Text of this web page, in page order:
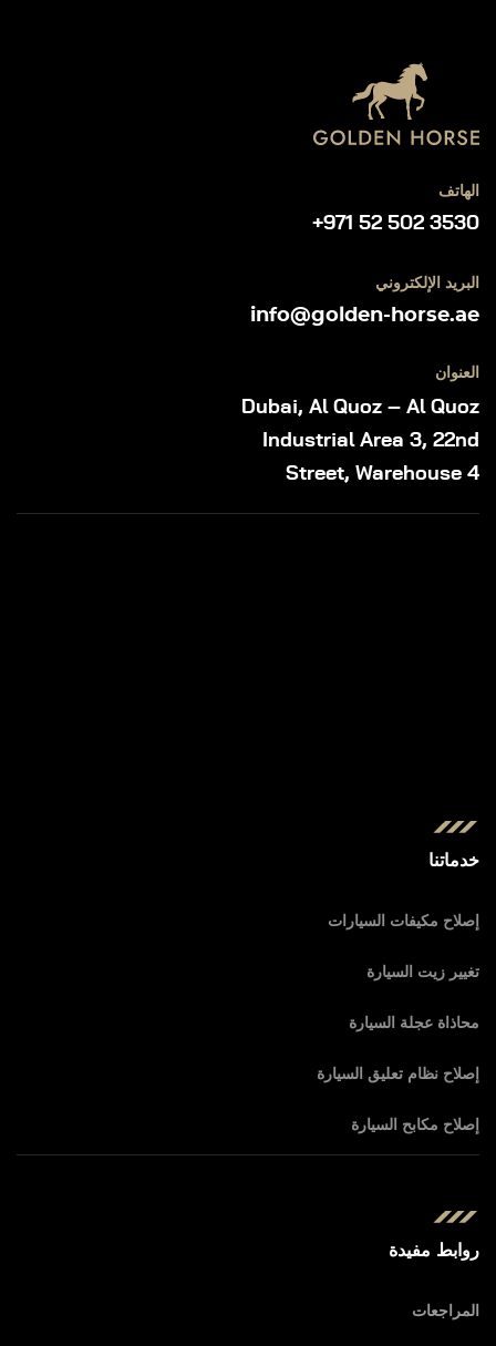
الهاتف
+971 52 502 3530
البريد الإلكتروني
info@golden-horse.ae
العنوان
Dubai, Al Quoz – Al Quoz
Industrial Area 3, 22nd
Street, Warehouse 4
خدماتنا
إصلاح مكيفات السيارات
تغيير زيت السيارة
محاذاة عجلة السيارة
إصلاح نظام تعليق السيارة
إصلاح مكابح السيارة
روابط مفيدة
المراجعات